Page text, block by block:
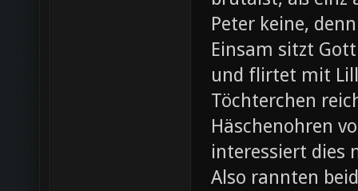
Peter keine,
Einsam sitzt
und flirtet mit
Töchterchen
Häschenohren
interessiert dies
Also rannten